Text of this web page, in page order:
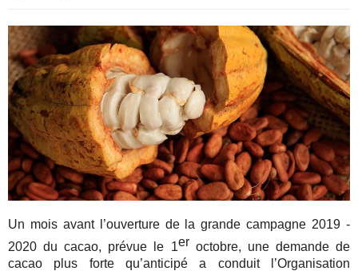
Un mois avant l’ouverture de la grande campagne 2019 -
2020 du cacao, prévue le 1er octobre, une demande de
cacao plus forte qu’anticipé a conduit l’Organisation